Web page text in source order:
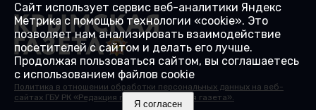
Политика в отношении обработки персональных данных на веб-
сайтах ГБУ РК «Редакция газеты «Крымская газета».
Сайт использует сервис веб-аналитики Яндекс
Метрика с помощью технологии «cookie». Это
позволяет нам анализировать взаимодействие
посетителей с сайтом и делать его лучше.
Продолжая пользоваться сайтом, вы соглашаетесь
с использованием файлов cookie
Я согласен